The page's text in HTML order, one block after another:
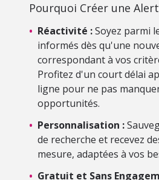
Pourquoi Créer une
• Réactivité :Soyez parmi
informés dès qu'une
correspondant à vos
Profitez d'un court délai
ligne pour ne pas
opportunités.
• Personnalisation :
de recherche et recevez
mesure, adaptées à vos
• Gratuit et Sans